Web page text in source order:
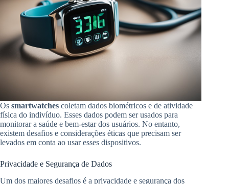
Os smartwatches coletam dados biométricos e de atividade
física do indivíduo. Esses dados podem ser usados para
monitorar a saúde e bem-estar dos usuários. No entanto,
existem desafios e considerações éticas que precisam ser
levados em conta ao usar esses dispositivos.
Privacidade e Segurança de Dados
Um dos maiores desafios é a privacidade e segurança dos